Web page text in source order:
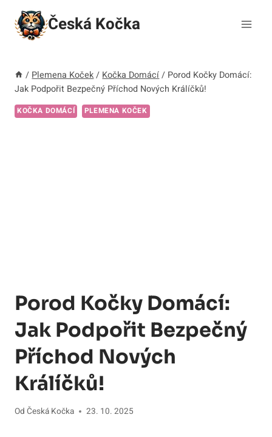
Přeskočit
obsah
Česká Kočka
/ Plemena Koček / Kočka Domácí / Porod Kočky Domácí:
Jak Podpořit Bezpečný Příchod Nových Králíčků!
KOČKA DOMÁCÍ PLEMENA KOČEK
Porod Kočky Domácí:
Jak Podpořit Bezpečný
Příchod Nových
Králíčků!
Od Česká Kočka 23. 10. 2025